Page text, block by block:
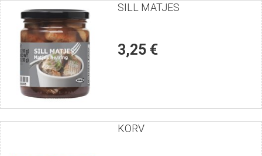
Puntúe
SILL MATJES
3,25 €
Puntúe
KORV